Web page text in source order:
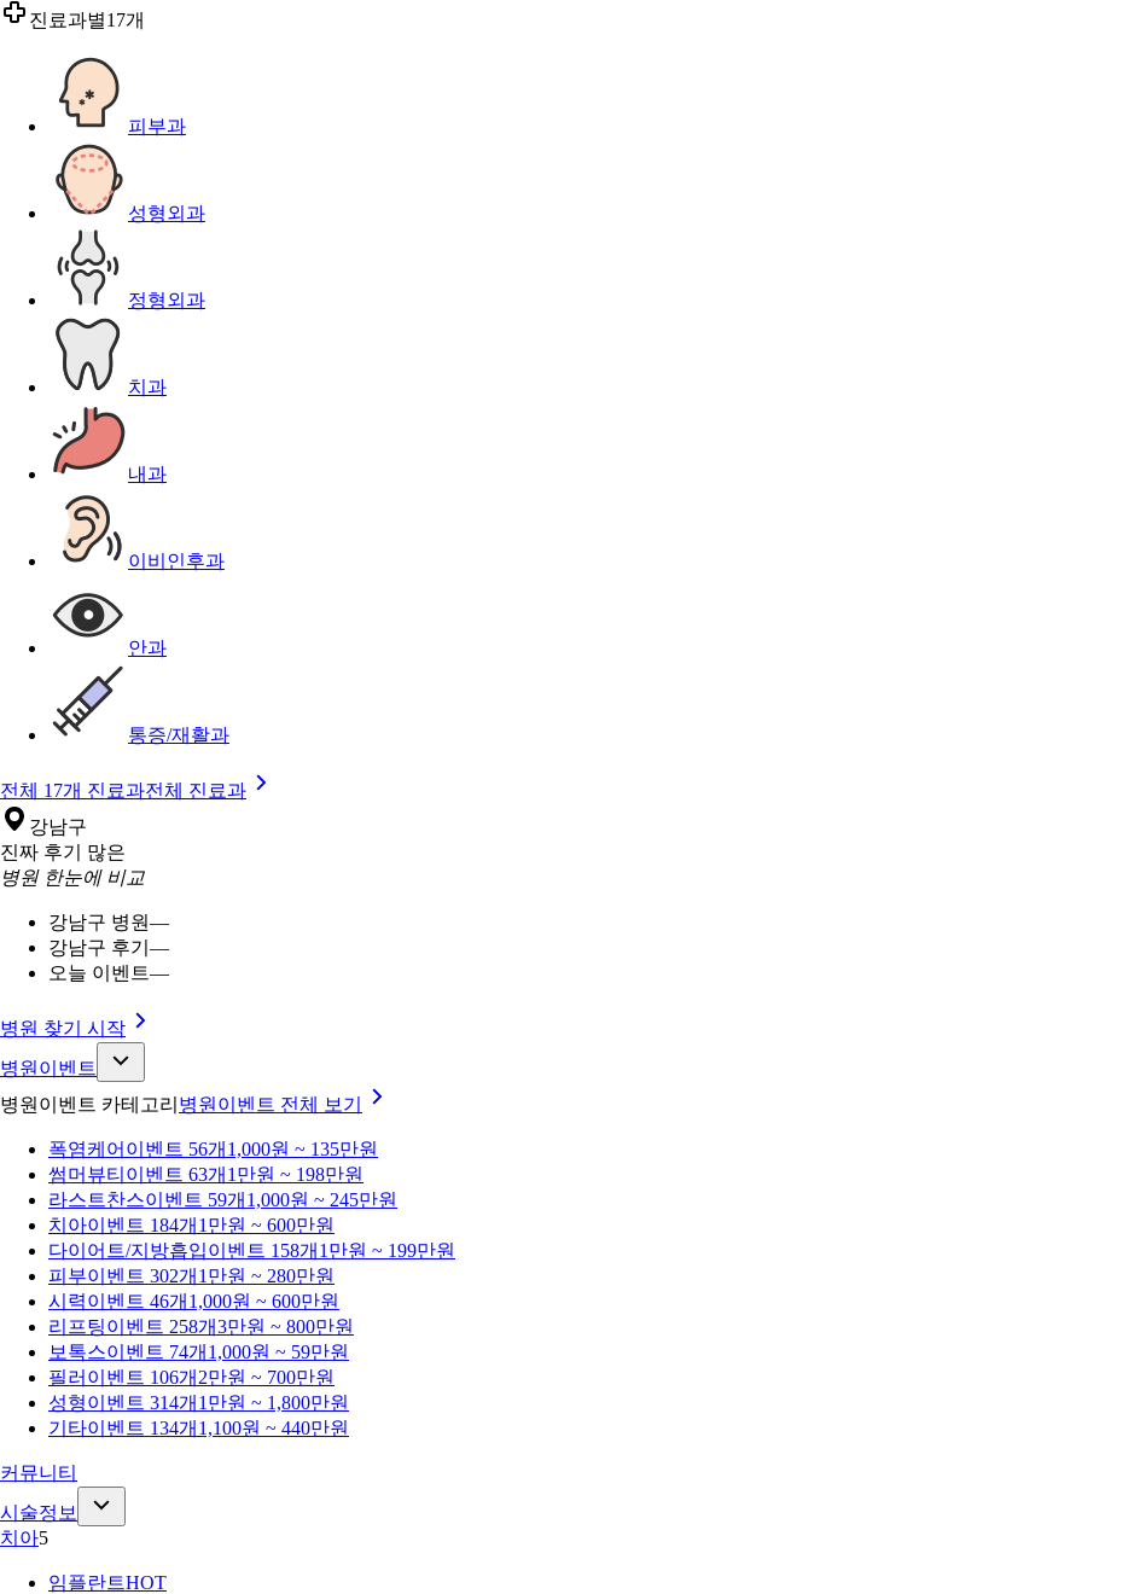
진료과별17개
피부과
성형외과
정형외과
치과
내과
이비인후과
안과
통증/재활과
전체 17개 진료과전체 진료과
강남구
진짜 후기 많은
병원 한눈에 비교
강남구 병원—
강남구 후기 —
오늘 이벤트—
병원 찾기 시작
병원이벤트
병원이벤트 카테고리 병원이벤트 전체 보기
폭염케어 이벤트 56개 1,000원 ~ 135만원
썸머뷰티 이벤트 63개 1만원 ~ 198만원
라스트찬스이벤트 59개 1,000원 ~ 245만원
치아이벤트 184개 1만원 ~ 600만원
다이어트/지방흡입이벤트 158개 1만원 ~ 199만원
피부이벤트 302개 1만원 ~ 280만원
시력이벤트 46개 1,000원 ~ 600만원
리프팅이벤트 258개3만원 ~ 800만원
보톡스이벤트 74개 1,000원 ~ 59만원
필러 이벤트 106개 2만원 ~ 700만원
성형이벤트 314개 1만원 ~ 1,800만원
기타이벤트 134개 1,100원 ~ 440만원
커뮤니티
시술정보
치아5
임플란트HOT